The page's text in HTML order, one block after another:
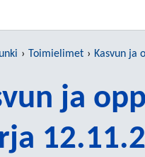
Toimielimet Kasvun ja
ja